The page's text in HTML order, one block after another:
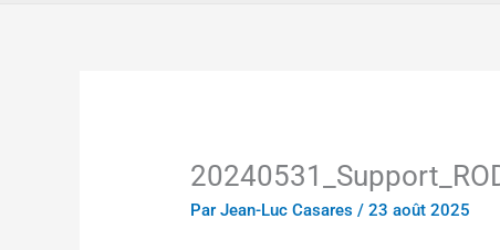
ParJean-Luc Casares/23 août 2025